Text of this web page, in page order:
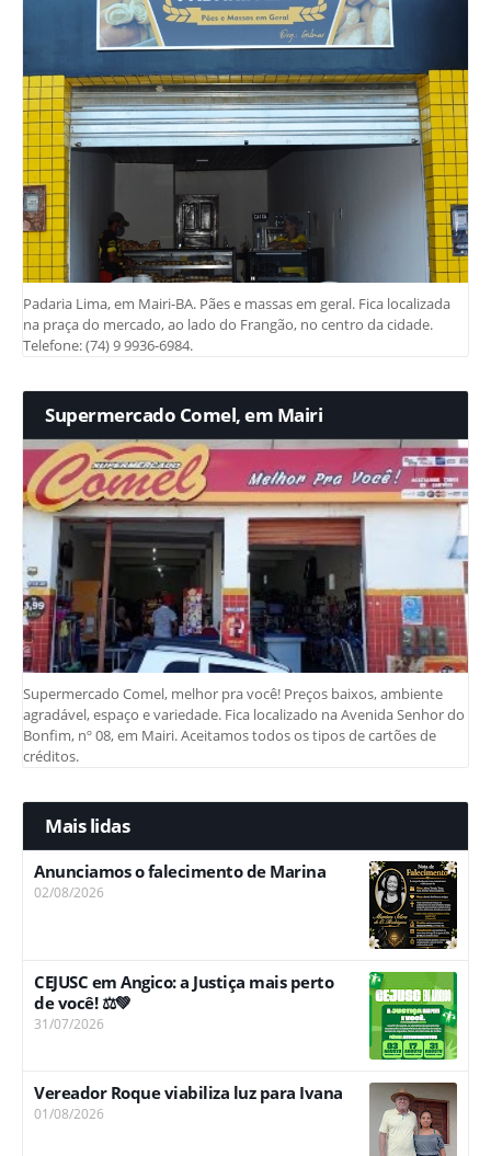
Padaria Lima, em Mairi-BA. Pães e massas em geral. Fica localizada
na praça do mercado, ao lado do Frangão, no centro da cidade.
Telefone: (74) 9 9936-6984.
Supermercado Comel, em Mairi
Supermercado Comel, melhor pra você! Preços baixos, ambiente
agradável, espaço e variedade. Fica localizado na Avenida Senhor do
Bonfim, nº 08, em Mairi. Aceitamos todos os tipos de cartões de
créditos.
Mais lidas
Anunciamos o falecimento de Marina
02/08/2026
CEJUSC em Angico: a Justiça mais perto
de você! ⚖️💚
31/07/2026
Vereador Roque viabiliza luz para Ivana
01/08/2026